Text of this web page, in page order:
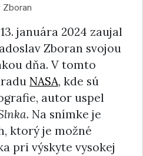
Zboran
januára 2024 zaujal
Zboran svojou
dňa. V tomto
NASA, kde sú
autor uspel
. Na snímke je
ktorý je možné
pri výskyte vysokej